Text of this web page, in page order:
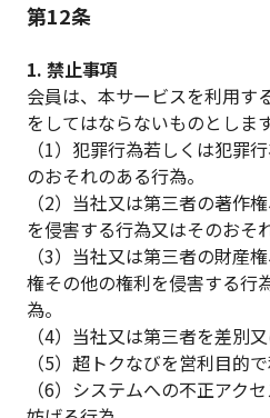
第12条
1. 禁止事項
会員は、本サービスを利用す
をしてはならないものとします
（1）犯罪行為若しくは犯罪
のおそれのある行為。
（2）当社又は第三者の著作
を侵害する行為又はそのおそ
（3）当社又は第三者の財産
権その他の権利を侵害する行
為。
（4）当社又は第三者を差別
（5）超トクなびを営利目的
（6）システムへの不正アク